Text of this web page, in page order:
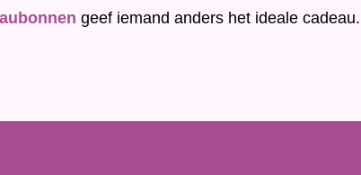
geef iemand anders het ideale cadeau.